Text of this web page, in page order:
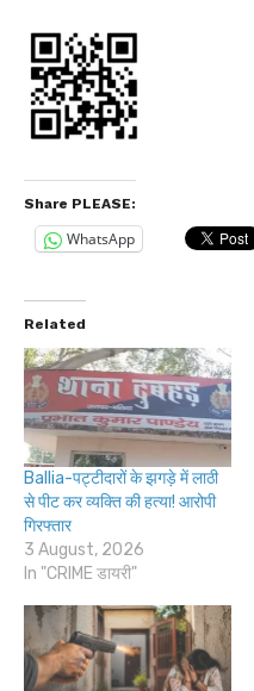
Share PLEASE:
WhatsApp
Related
Ballia-पट्टीदारों के झगड़े में लाठी
से पीट कर व्यक्ति की हत्या! आरोपी
गिरफ्तार
3 August, 2026
In "CRIME डायरी"